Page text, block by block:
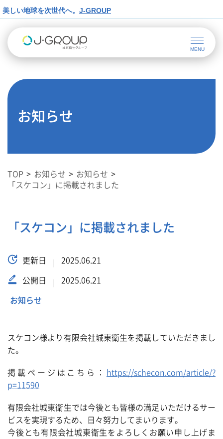
美しい地球を次世代へ。 J-GROUP
お知らせ
TOP お知らせ
お知らせ
「スケコン」に掲載されました
「スケコン」に掲載されました
更新日 2025.06.21
公開日 2025.06.21
お知らせ
スケコン様より有限会社城東衛生を掲載していただきまし
た。
掲載ページはこちら：
https://schecon.com/article/?
p=11590
有限会社城東衛生では今後とも皆様の満足いただけるサー
ビスを実現するため、日々努力してまいります。
今後とも有限会社城東衛生をよろしくお願い申し上げま